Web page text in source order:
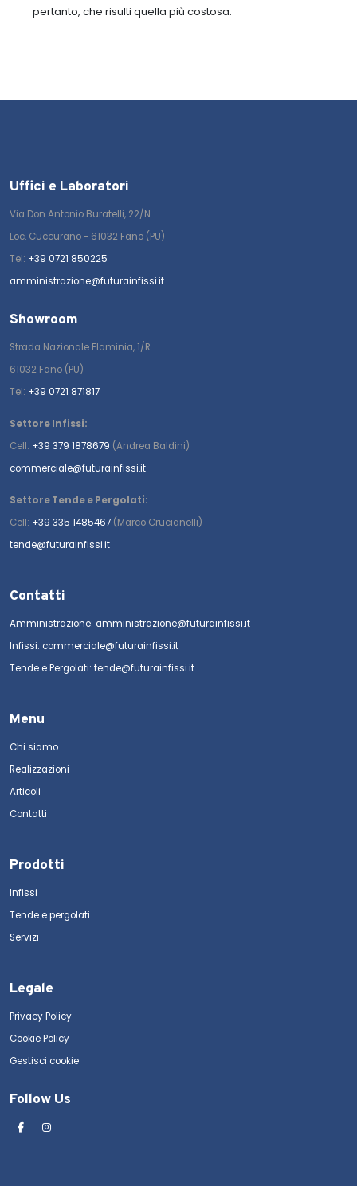
pertanto, che risulti quella più costosa.
Uffici e Laboratori
Via Don Antonio Buratelli, 22/N
Loc. Cuccurano - 61032 Fano (PU)
Tel: +39 0721 850225
amministrazione@futurainfissi.it
Showroom
Strada Nazionale Flaminia, 1/R
61032 Fano (PU)
Tel: +39 0721 871817
Settore Infissi:
Cell: +39 379 1878679 (Andrea Baldini)
commerciale@futurainfissi.it
Settore Tende e Pergolati:
Cell: +39 335 1485467 (Marco Crucianelli)
tende@futurainfissi.it
Contatti
Amministrazione: amministrazione@futurainfissi.it
Infissi: commerciale@futurainfissi.it
Tende e Pergolati: tende@futurainfissi.it
Menu
Chi siamo
Realizzazioni
Articoli
Contatti
Prodotti
Infissi
Tende e pergolati
Servizi
Legale
Privacy Policy
Cookie Policy
Gestisci cookie
Follow Us